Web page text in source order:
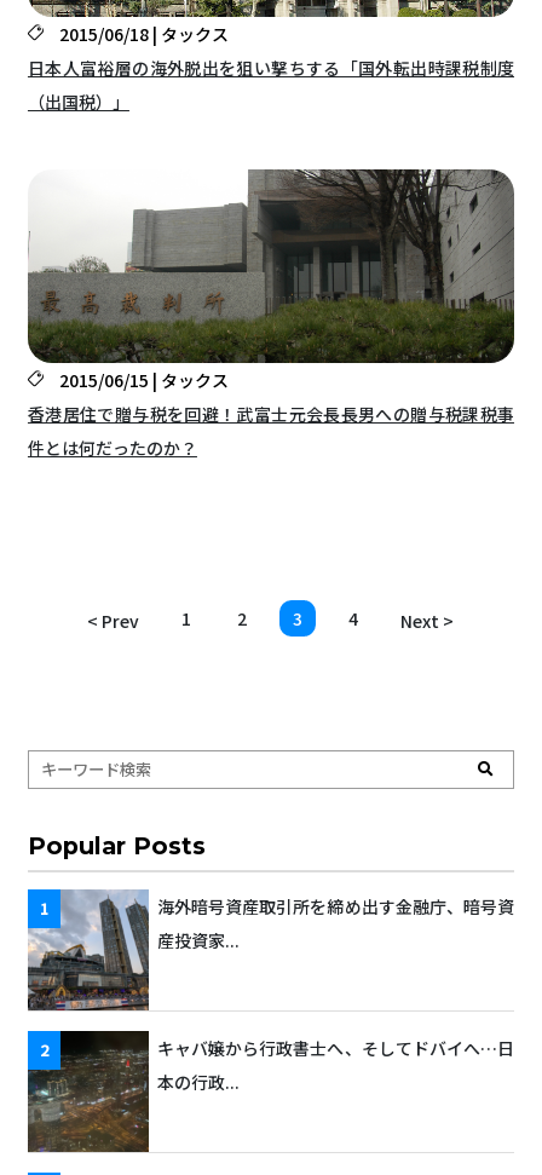
2015/06/18 | タックス
日本人富裕層の海外脱出を狙い撃ちする「国外転出時課税制度
（出国税）」
2015/06/15 | タックス
香港居住で贈与税を回避！武富士元会長長男への贈与税課税事
件とは何だったのか？
< Prev 1 2 3 4 Next >
Popular Posts
海外暗号資産取引所を締め出す金融庁、暗号資
産投資家...
キャバ嬢から行政書士へ、そしてドバイへ…日
本の行政...